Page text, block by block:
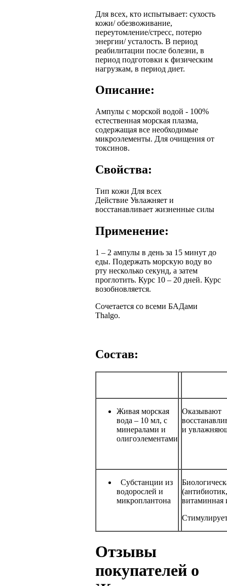
Для всех, кто испытывает: сухость
кожи/ обезвоживание,
переутомление/стресс, потерю
энергии/ усталость. В период
реабилитации после болезни, в
период подготовки к физическим
нагрузкам, в период диет.
Описание:
Ампулы с морской водой - 100%
естественная морская плазма,
содержащая все необходимые
микроэлементы. Для очищения от
токсинов.
Свойства:
Тип кожи Для всех
Действие Увлажняет и
восстанавливает жизненные силы
Применение:
1 – 2 ампулы в день за 15 минут до
еды. Подержать морскую воду во
рту несколько секунд, а затем
проглотить. Курс 10 – 20 дней. Курс
возобновляется.
Сочетается со всеми БАДами
Thalgo.
Состав:
Живая морская
вода – 10 мл, с
минералами и
олигоэлементами
Оказывают
и
Субстанции из
водорослей и
микроплантона
витаминная
Отзывы
покупателей о